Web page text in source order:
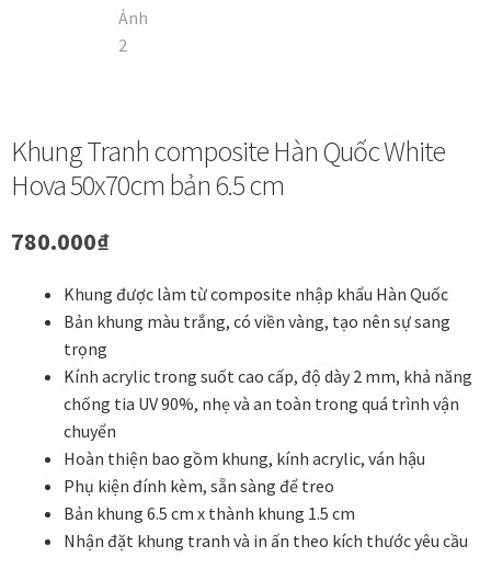
Kim Mã – Tranh sơn mài dát vàng
Reflections by the River
Saigon In Monochrome
Thịnh Vượng Collection
Tranh ánh kim Collection
Tranh điêu khắc gỗ Collection
Tranh sơn mài Thư Pháp
Trống Đồng Collection
Khung Tranh composite Hàn Quốc White
Hova 50x70cm bản 6.5 cm
780.000₫
Khung được làm từ composite nhập khẩu Hàn Quốc
Bản khung màu trắng, có viền vàng, tạo nên sự sang
trọng
Kính acrylic trong suốt cao cấp, độ dày 2 mm, khả năng
chống tia UV 90%, nhẹ và an toàn trong quá trình vận
chuyển
Hoàn thiện bao gồm khung, kính acrylic, ván hậu
Phụ kiện đính kèm, sẵn sàng để treo
Bản khung 6.5 cm x thành khung 1.5 cm
Nhận đặt khung tranh và in ấn theo kích thước yêu cầu